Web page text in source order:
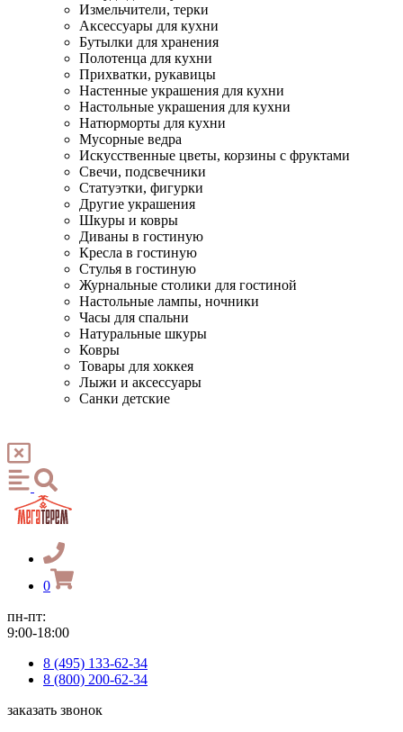
Измельчители, терки
Аксессуары для кухни
Бутылки для хранения
Полотенца для кухни
Прихватки, рукавицы
Настенные украшения для кухни
Настольные украшения для кухни
Натюрморты для кухни
Мусорные ведра
Искусственные цветы, корзины с фруктами
Свечи, подсвечники
Статуэтки, фигурки
Другие украшения
Шкуры и ковры
Диваны в гостиную
Кресла в гостиную
Стулья в гостиную
Журнальные столики для гостиной
Настольные лампы, ночники
Часы для спальни
Натуральные шкуры
Ковры
Товары для хоккея
Лыжи и аксессуары
Санки детские
0
пн-пт:
9:00-18:00
8 (495) 133-62-34
8 (800) 200-62-34
заказать звонок